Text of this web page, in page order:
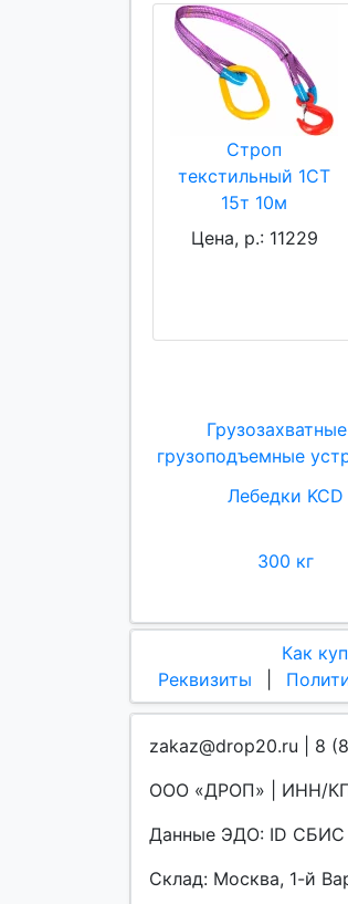
Строп
текстильный 1СТ
15т 10м
Цена, р.: 11229
грузоподъемные
Лебедки KCD
300 кг
Как
Реквизиты
zakaz@drop20.ru | 8
ООО «ДРОП» | ИНН/
Данные ЭДО: ID СБИС
Склад: Москва, 1-й